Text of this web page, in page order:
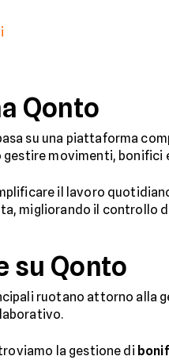
Qonto
su una piattaforma
movimenti, bonifici
il lavoro
migliorando il controllo
su Qonto
ruotano attorno
la gestione di